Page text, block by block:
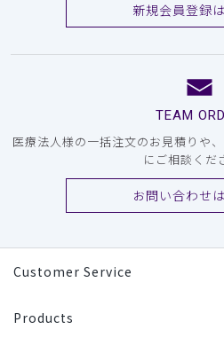
新規会員登録
TEAM
医療法人様の一括注文のお見積りや
にご相談くだ
お問い合わせ
Customer Service
Products